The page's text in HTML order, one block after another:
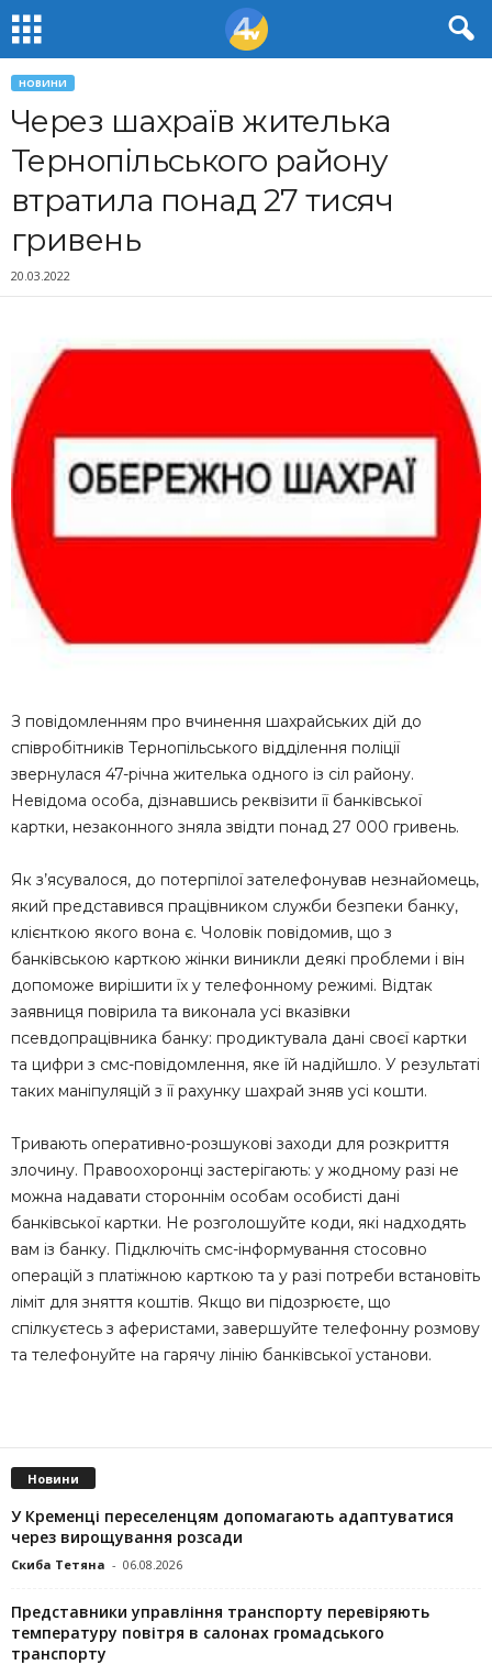
НОВИНИ
Через шахраїв жителька
Тернопільського району
втратила понад 27 тисяч
гривень
20.03.2022
З повідомленням про вчинення шахрайських дій до
співробітників Тернопільського відділення поліції
звернулася 47-річна жителька одного із сіл району.
Невідома особа, дізнавшись реквізити її банківської
картки, незаконного зняла звідти понад 27 000 гривень.
Як з’ясувалося, до потерпілої зателефонував незнайомець,
який представився працівником служби безпеки банку,
клієнткою якого вона є. Чоловік повідомив, що з
банківською карткою жінки виникли деякі проблеми і він
допоможе вирішити їх у телефонному режимі. Відтак
заявниця повірила та виконала усі вказівки
псевдопрацівника банку: продиктувала дані своєї картки
та цифри з смс-повідомлення, яке їй надійшло. У результаті
таких маніпуляцій з її рахунку шахрай зняв усі кошти.
Тривають оперативно-розшукові заходи для розкриття
злочину. Правоохоронці застерігають: у жодному разі не
можна надавати стороннім особам особисті дані
банківської картки. Не розголошуйте коди, які надходять
вам із банку. Підключіть смс-інформування стосовно
операцій з платіжною карткою та у разі потреби встановіть
ліміт для зняття коштів. Якщо ви підозрюєте, що
спілкуєтесь з аферистами, завершуйте телефонну розмову
та телефонуйте на гарячу лінію банківської установи.
Новини
У Кременці переселенцям допомагають адаптуватися
через вирощування розсади
Скиба Тетяна - 06.08.2026
Представники управління транспорту перевіряють
температуру повітря в салонах громадського
транспорту